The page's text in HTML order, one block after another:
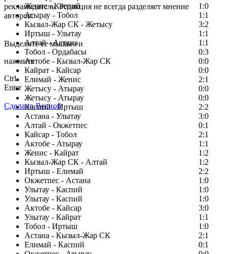
Женис - Каспий
1:0
Атырау - Тобол
1:1
Кызыл-Жар СК - Жетысу
3:2
Иртыш - Улытау
1:1
Алтай - Астана
1:1
Тобол - Ордабасы
0:3
Актобе - Кызыл-Жар СК
0:0
Кайрат - Кайсар
0:0
Елимай - Женис
2:1
Жетысу - Атырау
0:0
Жетысу - Атырау
0:0
Каспий - Иртыш
2:2
Астана - Улытау
3:0
Алтай - Окжетпес
0:1
Кайсар - Тобол
2:1
Актобе - Атырау
1:1
Женис - Кайрат
1:2
Кызыл-Жар СК - Алтай
1:2
Иртыш - Елимай
2:2
Окжетпес - Астана
1:0
Улытау - Каспий
1:0
Улытау - Каспий
1:0
Актобе - Кайсар
3:0
Улытау - Кайрат
1:1
Тобол - Иртыш
1:0
Астана - Кызыл-Жар СК
2:1
Елимай - Каспий
0:1
рекламодатель. Редакция не всегда разделяет мнение
авторов.
Заметили ошибку в тексте?
Выделите ее мышью и
нажмите
Ctrl
Enter
Сделано Весной